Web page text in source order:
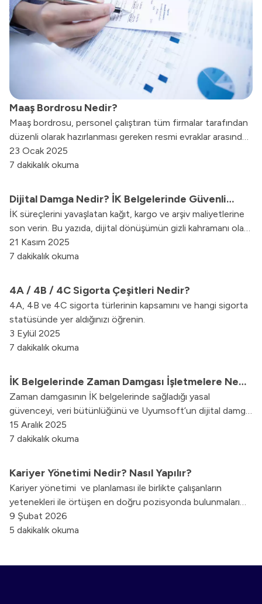
Maaş Bordrosu Nedir?
Maaş bordrosu, personel çalıştıran tüm firmalar tarafından
düzenli olarak hazırlanması gereken resmi evraklar arasında
yer alır. İş Kanunu’nda belirtilen kurallara göre düzenlenmesi
gereken maaş bordrosu, yasal bir belge olarak kabul
23 Ocak 2025
7 dakikalık okuma
Dijital Damga Nedir? İK Belgelerinde Güvenli
Dijital Dönüşüm
İK süreçlerini yavaşlatan kağıt, kargo ve arşiv maliyetlerine
son verin. Bu yazıda, dijital dönüşümün gizli kahramanı olan
Dijital Damga teknolojisini mercek altına alıyoruz. Dijital
Damganın ne olduğunu, kurumsal belgelerinize nasıl yasal
sözleşmelerinden maaş bordrolarına kadar tüm İK süreçleri
için verimlilik ve hızın anahtarını öğrenin.
21 Kasım 2025
7 dakikalık okuma
4A / 4B / 4C Sigorta Çeşitleri Nedir?
4A, 4B ve 4C sigorta türlerinin kapsamını ve hangi sigorta
statüsünde yer aldığınızı öğrenin.
3 Eylül 2025
7 dakikalık okuma
İK Belgelerinde Zaman Damgası İşletmelere Ne
Sağlar?
Zaman damgasının İK belgelerinde sağladığı yasal
güvenceyi, veri bütünlüğünü ve Uyumsoft’un dijital damga
çözümüyle bu sürecin nasıl güvenli hale geldiğini keşfedin.
15 Aralık 2025
7 dakikalık okuma
Kariyer Yönetimi Nedir? Nasıl Yapılır?
Kariyer yönetimi ve planlaması ile birlikte çalışanların
yetenekleri ile örtüşen en doğru pozisyonda bulunmaları
sağlanır. Kariyer yönetimine dair detaylar için içeriğimize
göz atın.
9 Şubat 2026
5 dakikalık okuma